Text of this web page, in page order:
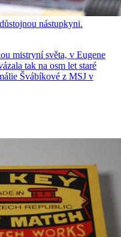
nástupkyni.
mistryní světa, v Eugene
tak na osm let staré
Švábíkové z MSJ v